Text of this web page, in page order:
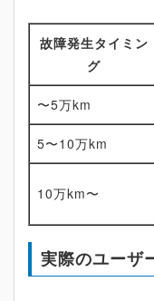
故障発生タイミン
グ
〜5万km
5〜10万km
10万km〜
実際のユーザ